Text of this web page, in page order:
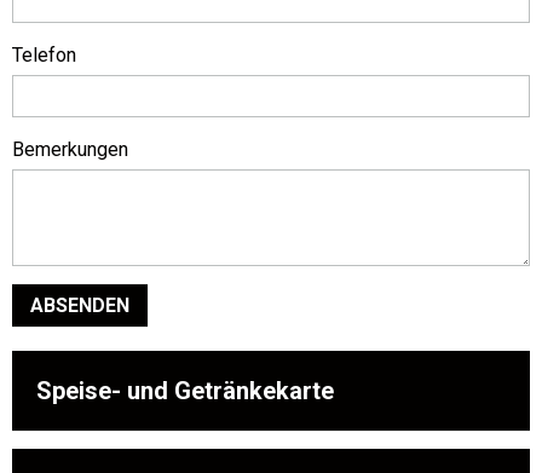
Telefon
Bemerkungen
ABSENDEN
Speise- und Getränkekarte